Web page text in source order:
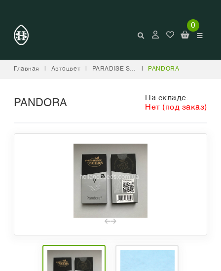
0
Главная Автоцвет PARADISE SEEDS PANDORA
PANDORA
На складе:
Нет (под заказ)